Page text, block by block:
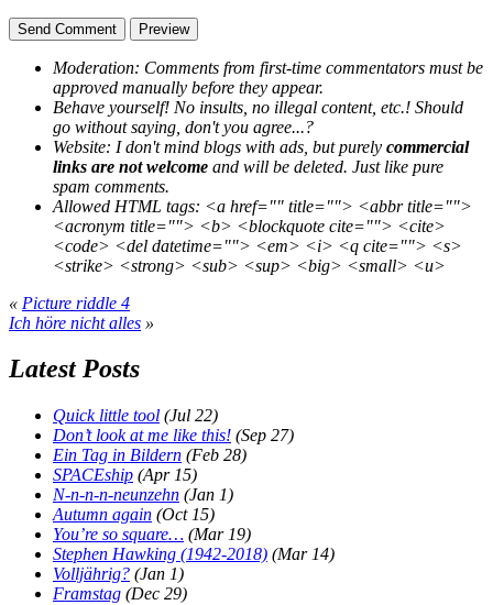
Moderation: Comments from first-time commentators must be
approved manually before they appear.
Behave yourself! No insults, no illegal content, etc.! Should
go without saying, don't you agree...?
Website: I don't mind blogs with ads, but purely commercial
links are not welcome and will be deleted. Just like pure
spam comments.
Allowed HTML tags: <a href="" title=""> <abbr title="">
<acronym title=""> <b> <blockquote cite=""> <cite>
<code> <del datetime=""> <em> <i> <q cite=""> <s>
<strike> <strong> <sub> <sup> <big> <small> <u>
« Picture riddle 4
Ich höre nicht alles »
Latest Posts
Quick little tool (Jul 22)
Don’t look at me like this! (Sep 27)
Ein Tag in Bildern (Feb 28)
SPACEship (Apr 15)
N-n-n-n-neunzehn (Jan 1)
Autumn again (Oct 15)
You’re so square… (Mar 19)
Stephen Hawking (1942-2018) (Mar 14)
Volljährig? (Jan 1)
Framstag (Dec 29)